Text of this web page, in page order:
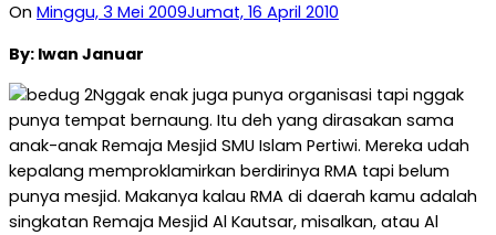
On Minggu, 3 Mei 2009Jumat, 16 April 2010
By: Iwan Januar
Nggak enak juga punya organisasi tapi nggak
punya tempat bernaung. Itu deh yang dirasakan sama
anak-anak Remaja Mesjid SMU Islam Pertiwi. Mereka udah
kepalang memproklamirkan berdirinya RMA tapi belum
punya mesjid. Makanya kalau RMA di daerah kamu adalah
singkatan Remaja Mesjid Al Kautsar, misalkan, atau Al